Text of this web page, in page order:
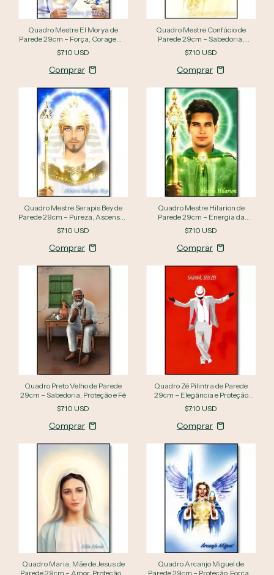
Quadro Mestre El Morya de
Parede 29cm – Força, Coragem e
Proteção Espiritual
$7.10 USD
Quadro Mestre Confúcio de
Parede 29cm – Sabedoria,
Equilíbrio e Iluminação
$7.10 USD
Quadro Mestre Serapis Bey de
Parede 29cm – Pureza, Ascensão
e Inspiração Espiritual
$7.10 USD
Quadro Mestre Hilarion de
Parede 29cm – Energia da
Verdade, Ciência e Cura
$7.10 USD
Quadro Preto Velho de Parede
29cm – Sabedoria, Proteção e Fé
$7.10 USD
Quadro Zé Pilintra de Parede
29cm – Elegância e Proteção
Espiritual
$7.10 USD
Quadro Maria, Mãe de Jesus de
Parede 29cm – Amor, Proteção e
Quadro Arcanjo Miguel de
Parede 29cm – Proteção, Força e